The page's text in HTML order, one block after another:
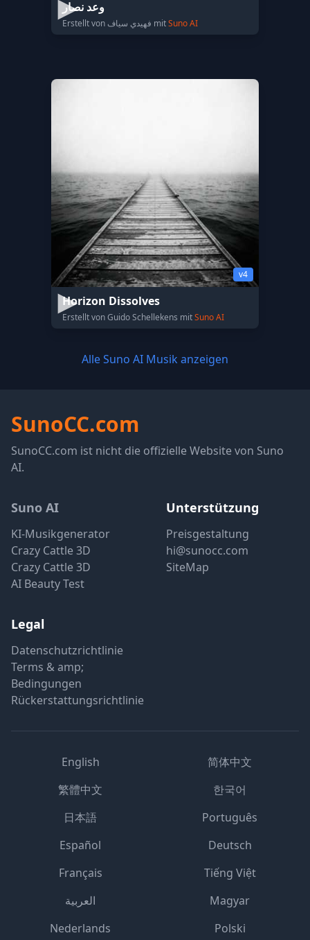
وعد نصار
Erstellt von فهيدي سياف mitSuno AI
v4
Horizon Dissolves
Erstellt von Guido Schellekens mitSuno AI
Alle Suno AI Musik anzeigen
SunoCC.com
SunoCC.com ist nicht die offizielle Website von Suno
AI.
Suno AI
KI-Musikgenerator
Crazy Cattle 3D
Crazy Cattle 3D
AI Beauty Test
Unterstützung
Preisgestaltung
hi@sunocc.com
SiteMap
Legal
Datenschutzrichtlinie
Terms & amp;
Bedingungen
Rückerstattungsrichtlinie
English
简体中文
繁體中文
한국어
日本語
Português
Español
Deutsch
Français
Tiếng Việt
العربية
Magyar
Nederlands
Polski